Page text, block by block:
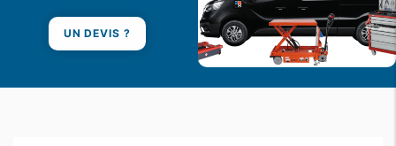
UN DEVIS ?